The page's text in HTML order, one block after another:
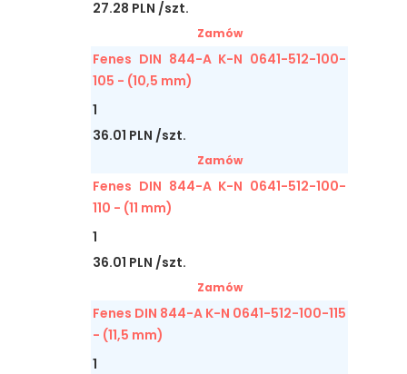
27.28 PLN /szt.
Zamów
Fenes DIN 844-A K-N 0641-512-100-
105 - (10,5 mm)
1
36.01 PLN /szt.
Zamów
Fenes DIN 844-A K-N 0641-512-100-
110 - (11 mm)
1
36.01 PLN /szt.
Zamów
Fenes DIN 844-A K-N 0641-512-100-115
- (11,5 mm)
1